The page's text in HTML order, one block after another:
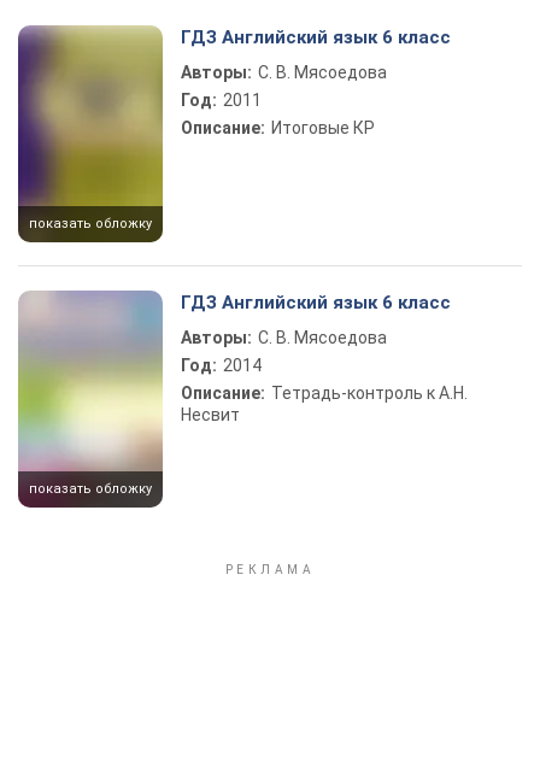
Play Video
показать обложку
ГДЗ Английский язык 6 класс
Авторы: С. В. Мясоедова
Год: 2011
Описание: Итоговые КР
показать обложку
ГДЗ Английский язык 6 класс
Авторы: С. В. Мясоедова
Год: 2014
Описание: Тетрадь-контроль к А.Н.
Несвит